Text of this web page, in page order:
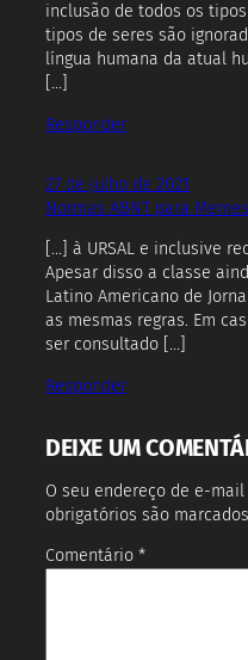
inclusão de todos os
tipos de seres são
língua humana da atual
[…]
Responder
27 de julho de 2021
Normas ABNT para Memes
[…] à URSAL e inclusive
Apesar disso a classe
Latino Americano de
as mesmas regras. Em
ser consultado […]
Responder
DEIXE UM
O seu endereço de e-
obrigatórios são
Comentário *